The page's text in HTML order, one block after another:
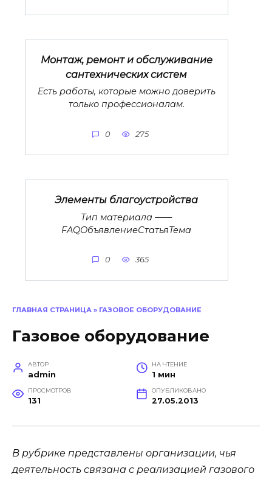
ГЛАВНАЯ СТРАНИЦА » ГАЗОВОЕ ОБОРУДОВАНИЕ
Газовое оборудование
АВТОР
admin
НА ЧТЕНИЕ
1 мин
ПРОСМОТРОВ
131
ОПУБЛИКОВАНО
27.05.2013
В рубрике представлены организации, чья
деятельность связана с реализацией газового
Монтаж, ремонт и обслуживание
сантехнических систем
Есть работы, которые можно доверить
только профессионалам.
0 275
Элементы благоустройства
Тип материала ——
FAQОбъявлениеСтатьяТема
0 365